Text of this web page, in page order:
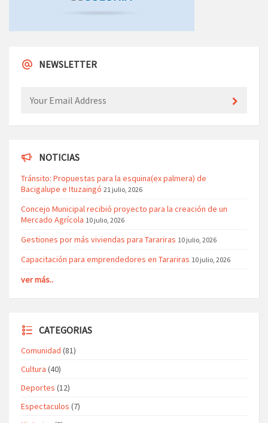
NEWSLETTER
NOTICIAS
Tránsito: Propuestas para la esquina(ex palmera) de
Bacigalupe e Ituzaingó 21 julio, 2026
Concejo Municipal recibió proyecto para la creación de un
Mercado Agrícola 10 julio, 2026
Gestiones por más viviendas para Tarariras 10 julio, 2026
Capacitación para emprendedores en Tarariras 10 julio, 2026
ver más..
CATEGORIAS
Comunidad (81)
Cultura (40)
Deportes (12)
Espectaculos (7)